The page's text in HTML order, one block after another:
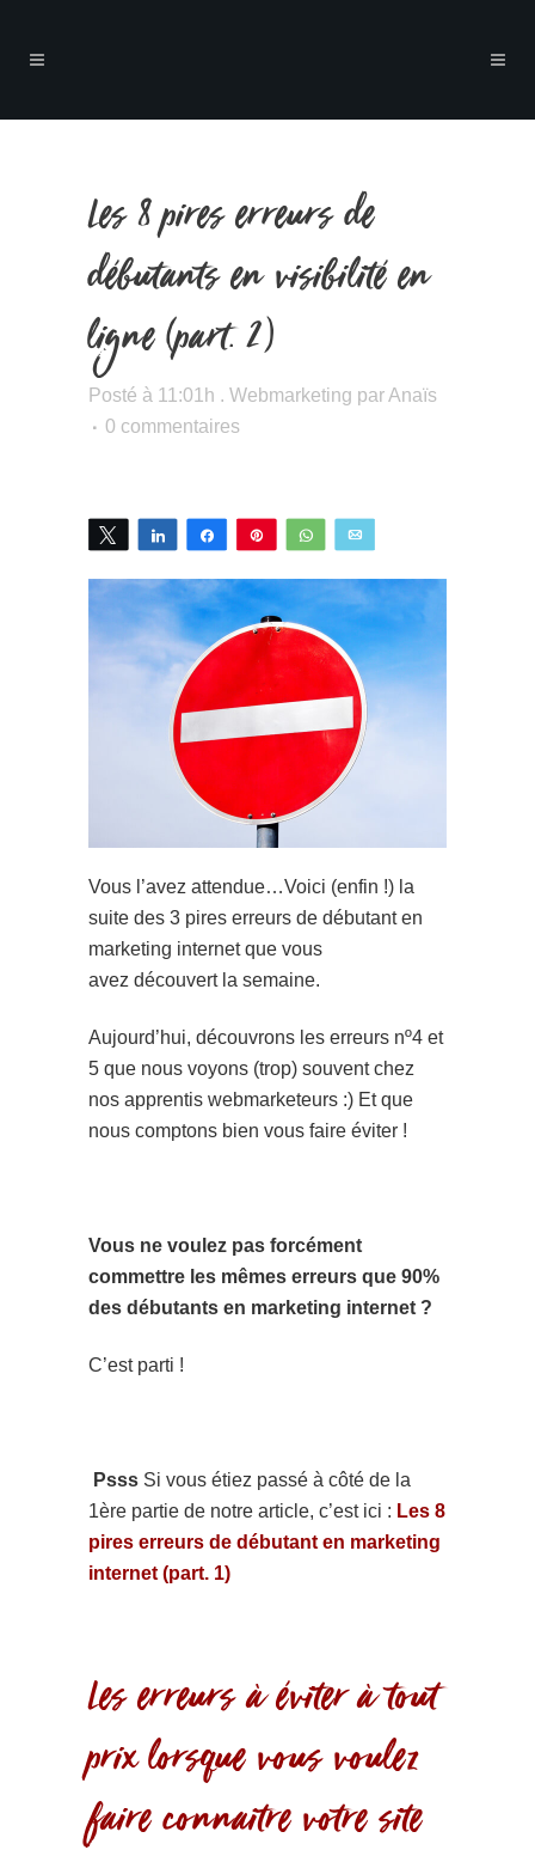
Les 8 pires erreurs de
débutants en visibilité en
ligne (part. 2)
Posté à 11:01h . Webmarketing parAnaïs
0 commentaires
Tweetez Partagez Partagez Épingle WhatsApp
Vous l’avez attendue…Voici (enfin !) la
suite des 3 pires erreurs de débutant en
marketing internet que vous
avez découvert la semaine.
Aujourd’hui, découvrons les erreurs nº4 et
5 que nous voyons (trop) souvent chez
nos apprentis webmarketeurs :) Et que
nous comptons bien vous faire éviter !
Vous ne voulez pas forcément
commettre les mêmes erreurs que 90%
des débutants en marketing internet ?
C’est parti !
Psss Si vous étiez passé à côté de la
1ère partie de notre article, c’est ici : Les 8
pires erreurs de débutant en marketing
internet (part. 1)
Les erreurs à éviter à tout
prix lorsque vous voulez
faire connaître votre site